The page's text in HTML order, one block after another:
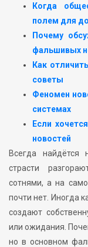
Когда
полем для
Почему
фальшивых
Как
советы
Феномен
системах
Если
новостей
Всегда найдётся
страсти
сотнями, а на
почти нет. Иногда
создают
или ожидания.
но в основном